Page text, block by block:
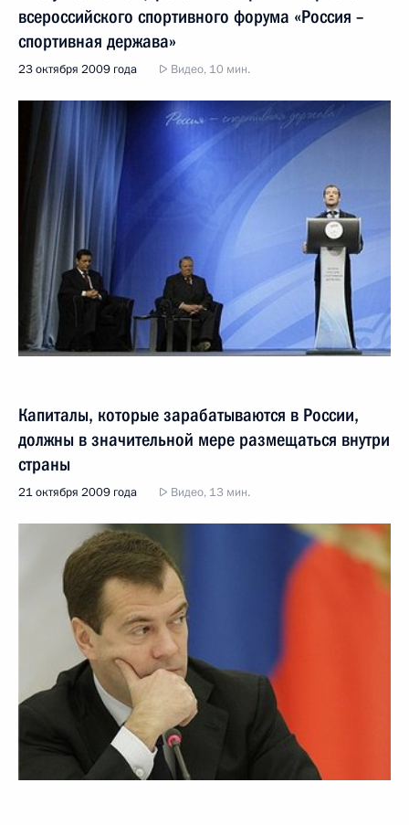
всероссийского спортивного форума «Россия –
спортивная держава»
23 октября 2009 года Видео, 10 мин.
Капиталы, которые зарабатываются в России,
должны в значительной мере размещаться внутри
страны
21 октября 2009 года Видео, 13 мин.